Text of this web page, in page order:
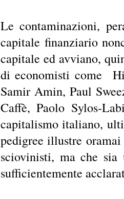
Le contaminazioni,
capitale finanziario
capitale ed avviano,
di economisti come
Samir Amin, Paul
Caffè, Paolo Sylos-
capitalismo italiano,
pedigree illustre
sciovinisti, ma che sia
sufficientemente